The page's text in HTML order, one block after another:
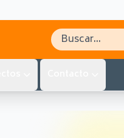
Buscar en el sitio